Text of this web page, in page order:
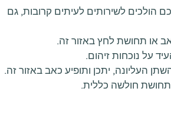
לשירותים לעיתים קרובות, גם
או תחושת לחץ באזור זה.
על נוכחות זיהום.
העליונה, יתכן ותופיע כאב באזור זה.
תחושת חולשה כללית.